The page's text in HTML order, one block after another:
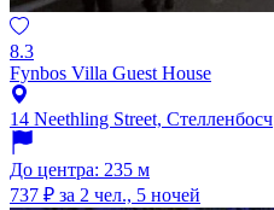
8.3
Fynbos Villa Guest House
14 Neethling Street, Стелленбосч
До центра: 235 м
737 ₽ за 2 чел., 5 ночей